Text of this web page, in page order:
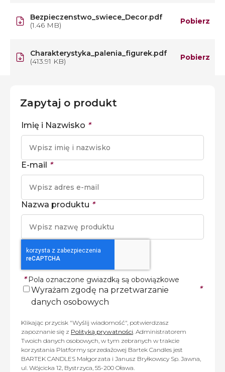
Bezpieczenstwo_swiece_Decor.pdf
(1.46 MB)
Pobierz
Charakterystyka_palenia_figurek.pdf
(413.91 KB)
Pobierz
Zapytaj o produkt
Imię i Nazwisko *
E-mail *
Nazwa produktu *
* Pola oznaczone gwiazdką są obowiązkowe
Wyrażam zgodę na przetwarzanie
danych osobowych
*
Klikając przycisk "Wyślij wiadomość", potwierdzasz
zapoznanie się z Polityką prywatności. Administratorem
Twoich danych osobowych, w tym zebranych w trakcie
korzystania Platformy sprzedażowej Bartek Candles jest
BARTEK CANDLES Małgorzata i Janusz Bryłkowscy Sp. Jawna,
ul. Wójcicka 12, Bystrzyca, 55-200 Oława.